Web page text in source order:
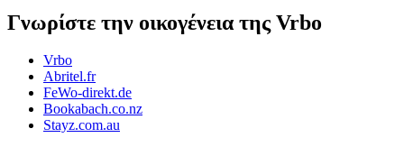
Γνωρίστε την οικογένεια της Vrbo
Vrbo
Abritel.fr
FeWo-direkt.de
Bookabach.co.nz
Stayz.com.au